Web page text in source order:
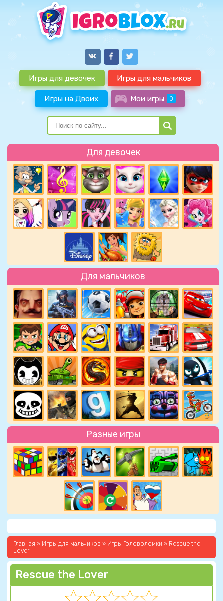
Игры для девочек Игры для мальчиков
Игры на Двоих Мои игры 0
Для девочек
Для мальчиков
Разные игры
Главная » Игры для мальчиков » Игры Головоломки » Rescue the
Lover
Rescue the Lover